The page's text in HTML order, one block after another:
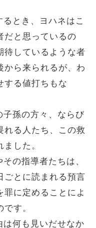
とき、ヨハネはこ
だと思っているの
待しているような者
から来られるが、わ
する値打ちもな
孫の方々、ならび
れる人たち、この救
した。
の指導者たちは、
ごとに読まれる預言
に定めることによ
す。
何も見いだせなか